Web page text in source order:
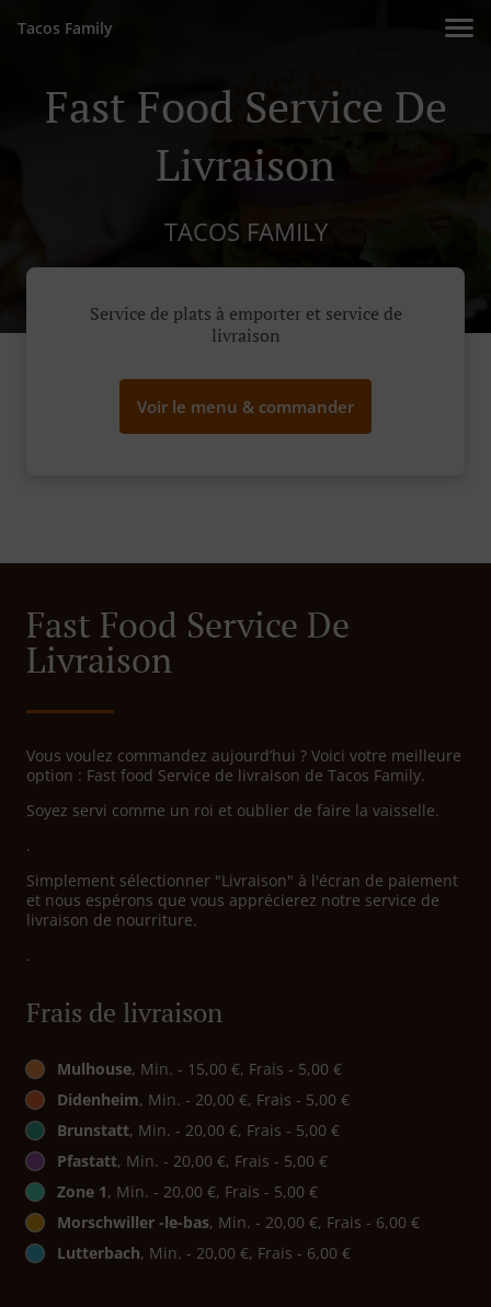
Tacos Family
Fast Food Service De
Livraison
TACOS FAMILY
Service de plats à emporter et service de
livraison
Voir le menu & commander
Fast Food Service De
Livraison
Vous voulez commandez aujourd’hui ? Voici votre meilleure
option : Fast food Service de livraison de Tacos Family.
Soyez servi comme un roi et oublier de faire la vaisselle.
.
Simplement sélectionner "Livraison" à l'écran de paiement
et nous espérons que vous apprécierez notre service de
livraison de nourriture.
.
Frais de livraison
Mulhouse, Min. - 15,00 €, Frais - 5,00 €
Didenheim, Min. - 20,00 €, Frais - 5,00 €
Brunstatt, Min. - 20,00 €, Frais - 5,00 €
Pfastatt, Min. - 20,00 €, Frais - 5,00 €
Zone 1, Min. - 20,00 €, Frais - 5,00 €
Morschwiller -le-bas, Min. - 20,00 €, Frais - 6,00 €
Lutterbach, Min. - 20,00 €, Frais - 6,00 €